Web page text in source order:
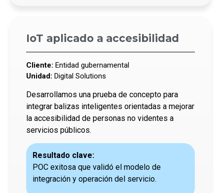
IoT aplicado a accesibilidad
Cliente: Entidad gubernamental
Unidad: Digital Solutions
Desarrollamos una prueba de concepto para
integrar balizas inteligentes orientadas a mejorar
la accesibilidad de personas no videntes a
servicios públicos.
Resultado clave:
POC exitosa que validó el modelo de
integración y operación del servicio.